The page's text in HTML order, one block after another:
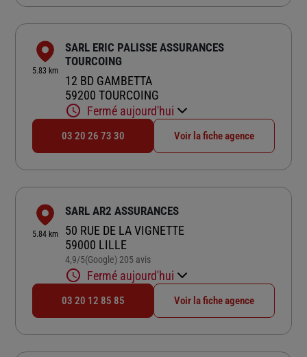
5.83 km
SARL ERIC PALISSE ASSURANCES
TOURCOING
12 BD GAMBETTA
59200 TOURCOING
Fermé aujourd'hui
03 20 26 73 30 Voir la fiche agence
5.84 km
SARL AR2 ASSURANCES
50 RUE DE LA VIGNETTE
59000 LILLE
4,9/5Note de 4.9 sur 5
(Google) 205 avis
Fermé aujourd'hui
03 20 12 85 85 Voir la fiche agence